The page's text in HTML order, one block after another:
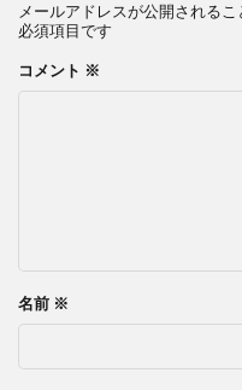
メールアドレスが公開されるこ
必須項目です
コメント ※
名前 ※